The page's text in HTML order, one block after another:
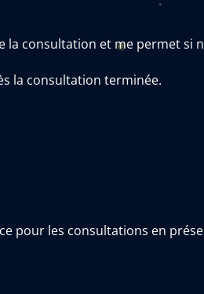
consultation et me permet si
la consultation terminée.
pour les consultations en